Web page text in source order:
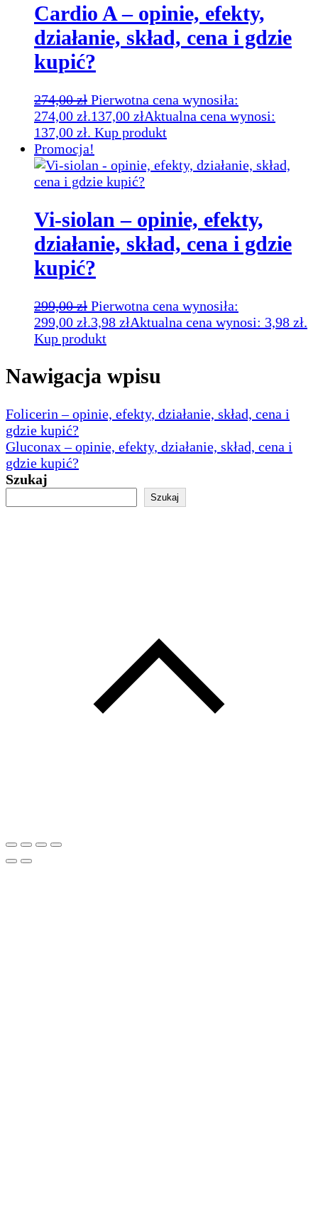
Cardio A – opinie, efekty,
działanie, skład, cena i gdzie
kupić?
274,00zł Pierwotna cena wynosiła:
274,00 zł.137,00 złAktualna cena wynosi:
137,00 zł. Kup produkt
Promocja!
Vi-siolan – opinie, efekty,
działanie, skład, cena i gdzie
kupić?
299,00zł Pierwotna cena wynosiła:
299,00 zł.3,98 złAktualna cena wynosi: 3,98 zł.
Kup produkt
Nawigacja wpisu
Folicerin – opinie, efekty, działanie, skład, cena i
gdzie kupić?
Gluconax – opinie, efekty, działanie, skład, cena i
gdzie kupić?
Szukaj
Szukaj